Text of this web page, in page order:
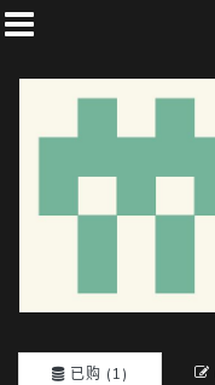
社
已购 (1)